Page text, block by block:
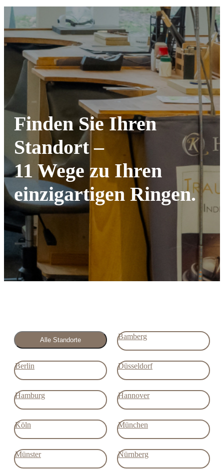
Finden Sie Ihren
Standort –
11 Wege zu Ihren
einzigartigen Ringen.
Alle Standorte Bamberg
Berlin Düsseldorf
Hamburg Hannover
Köln München
Münster Nürnberg